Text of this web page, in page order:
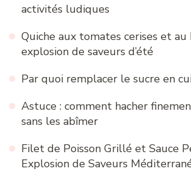
activités ludiques
Quiche aux tomates cerises et au
explosion de saveurs d’été
Par quoi remplacer le sucre en
Astuce : comment hacher
sans les abîmer
Filet de Poisson Grillé et Sauce
Explosion de Saveurs